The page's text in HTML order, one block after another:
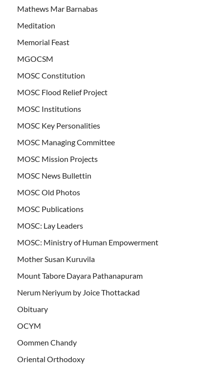
Mathews Mar Barnabas
Meditation
Memorial Feast
MGOCSM
MOSC Constitution
MOSC Flood Relief Project
MOSC Institutions
MOSC Key Personalities
MOSC Managing Committee
MOSC Mission Projects
MOSC News Bullettin
MOSC Old Photos
MOSC Publications
MOSC: Lay Leaders
MOSC: Ministry of Human Empowerment
Mother Susan Kuruvila
Mount Tabore Dayara Pathanapuram
Nerum Neriyum by Joice Thottackad
Obituary
OCYM
Oommen Chandy
Oriental Orthodoxy